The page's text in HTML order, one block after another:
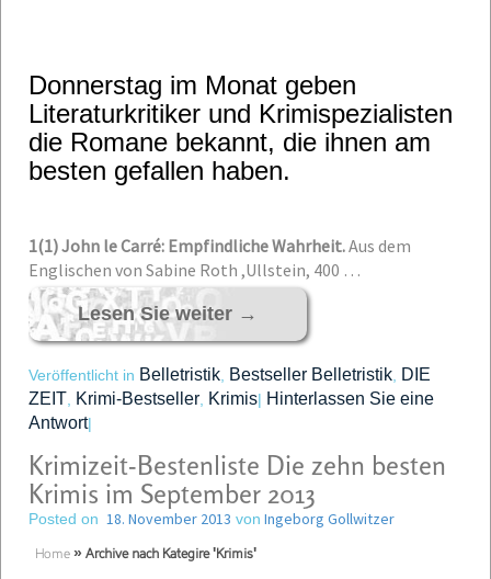
Donnerstag im Monat geben
Literaturkritiker und Krimispezialisten
die Romane bekannt, die ihnen am
besten gefallen haben.
1(1) John le Carré: Empfindliche Wahrheit.Aus dem
Englischen von Sabine Roth ,Ullstein, 400 …
Lesen Sie weiter →
Veröffentlicht in Belletristik Bestseller Belletristik DIE
ZEIT Krimi-Bestseller Krimis| Hinterlassen Sie eine
Antwort|
Krimizeit-Bestenliste Die zehn besten
Krimis im September 2013
Posted on 18. November 2013 von Ingeborg Gollwitzer
Home » Archive nach Kategire 'Krimis'